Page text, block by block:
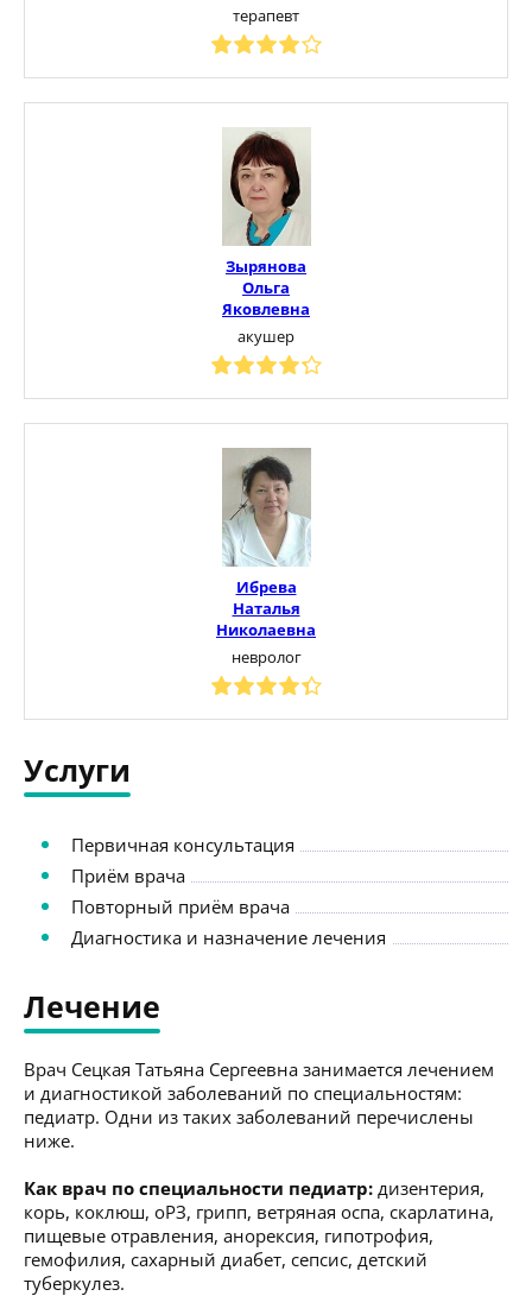
терапевт
Зырянова
Ольга
Яковлевна
акушер
Ибрева
Наталья
Николаевна
невролог
Услуги
Первичная консультация
Приём врача
Повторный приём врача
Диагностика и назначение лечения
Лечение
Врач Сецкая Татьяна Сергеевна занимается лечением
и диагностикой заболеваний по специальностям:
педиатр. Одни из таких заболеваний перечислены
ниже.
Как врач по специальности педиатр: дизентерия,
корь, коклюш, оРЗ, грипп, ветряная оспа, скарлатина,
пищевые отравления, анорексия, гипотрофия,
гемофилия, сахарный диабет, сепсис, детский
туберкулез.